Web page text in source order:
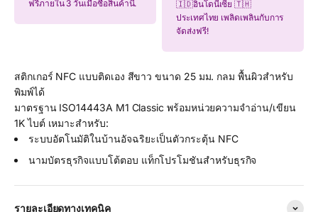
ฟรีภายใน 3 วันเมื่อซื้อสินค้านี้.
🇮🇩อินโดนีเซีย 🇹🇭
ประเทศไทย เพลิดเพลินกับการ
จัดส่งฟรี!
สติกเกอร์ NFC แบบติดเอง สีขาว ขนาด 25 มม. กลม พื้นผิวสำหรับ
พิมพ์ได้
มาตรฐาน ISO14443A M1 Classic พร้อมหน่วยความจำอ่าน/เขียน
1K ไบต์ เหมาะสำหรับ:
ระบบอัตโนมัติในบ้านอัจฉริยะเป็นตัวกระตุ้น NFC
นามบัตรธุรกิจแบบโต้ตอบ แท็กโปรโมชันสำหรับธุรกิจ
รายละเอียดทางเทคนิค